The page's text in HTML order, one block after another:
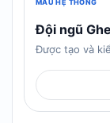
Đội ngũ
Được tạo và